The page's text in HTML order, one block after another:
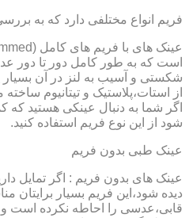
فریم انواع مختلفی دارد که به
است که به طور کامل دور تا دور
شکستی و آسیب به لنز در آن
از استات،پلاستیک و تیتانیوم
اگر شما به دنبال عینکی هستید که
شود از این نوع فریم استفاده کنید.
عینک طبی بدون فریم
عینک های بدون فریم : اگر تمایل
دیده شود،این فریم بسیار
قابی،عدسی را احاطه نکرده است و